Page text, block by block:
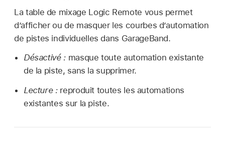
La table de mixage Logic Remote vous permet
d’afficher ou de masquer les courbes d’automation
de pistes individuelles dans GarageBand.
Désactivé : masque toute automation existante
de la piste, sans la supprimer.
Lecture : reproduit toutes les automations
existantes sur la piste.